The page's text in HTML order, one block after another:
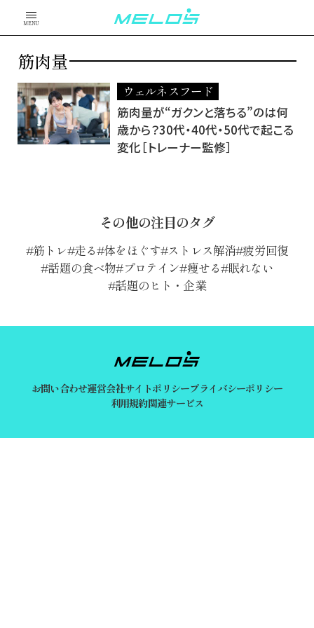
MENU
筋肉量
ウェルネスフード
筋肉量が“ガクンと落ちる”のは何
歳から？30代・40代・50代で起こる
変化［トレーナー監修］
その他の注目のタグ
筋トレ 走る 体をほぐす ストレス解消 疲労回復
話題の食べ物 プロテイン 痩せる 眠れない
話題のヒト・企業
お問い合わせ運営会社サイトポリシープライバシーポリシー
利用規約関連サービス